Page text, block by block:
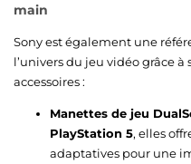
main
Sony est également une
l’univers du jeu vidéo grâce à
accessoires :
Manettes de jeu
PlayStation 5, elles
adaptatives pour une